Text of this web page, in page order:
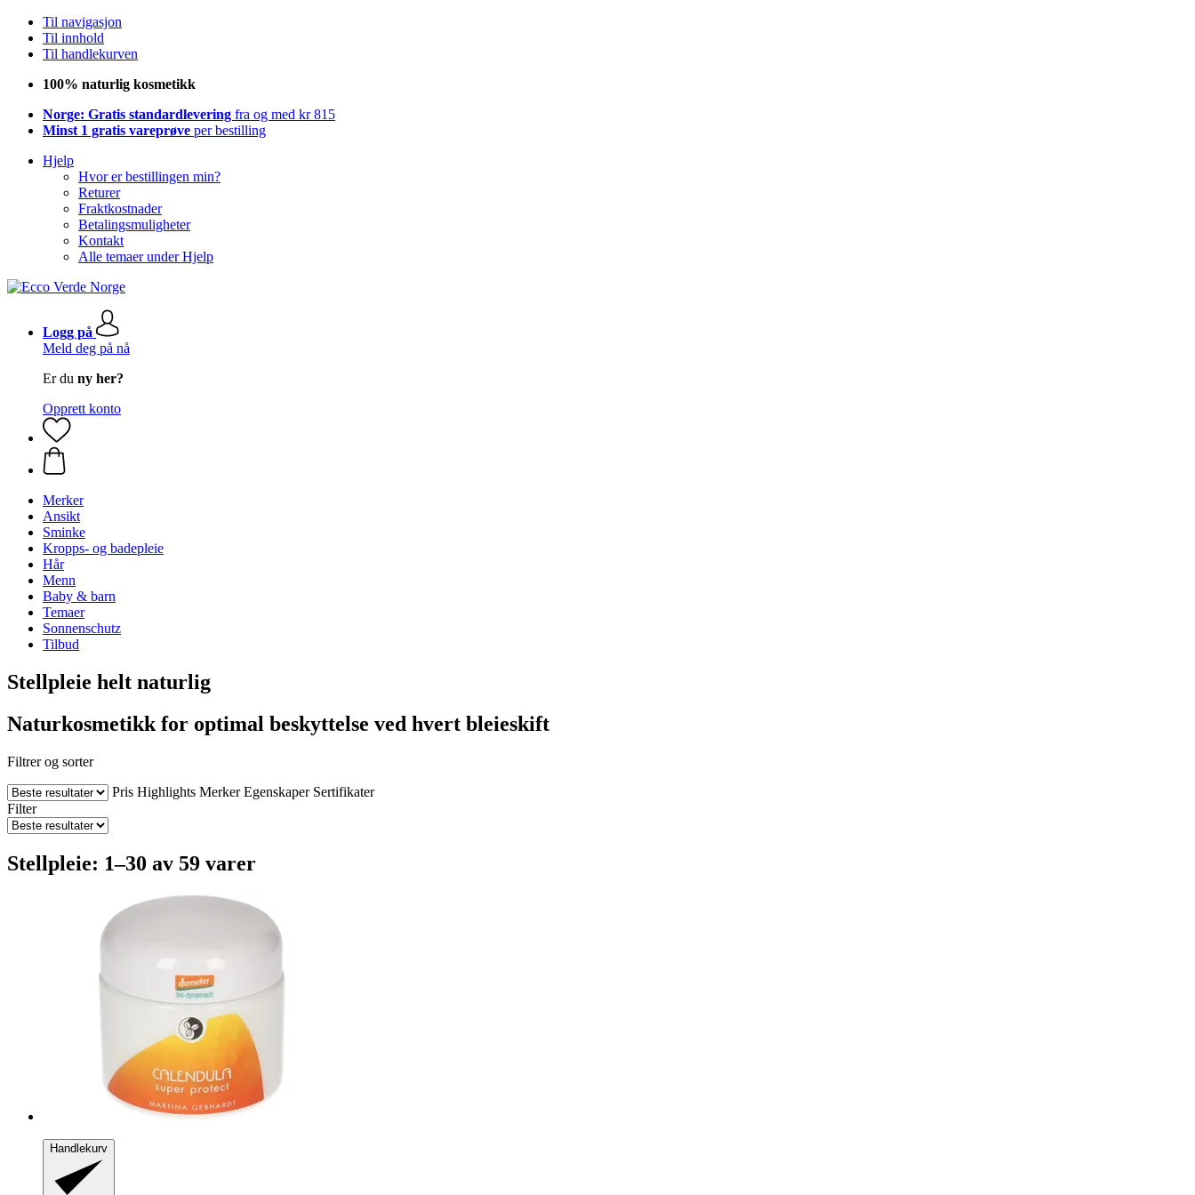
Til navigasjon
Til innhold
Til handlekurven
100% naturlig kosmetikk
Norge: Gratis standardlevering fra og med kr 815
Minst 1 gratis vareprøve per bestilling
Hjelp
Hvor er bestillingen min?
Returer
Fraktkostnader
Betalingsmuligheter
Kontakt
Alle temaer under Hjelp
Logg på
Meld deg på nå
Er du ny her?
Opprett konto
Merker
Ansikt
Sminke
Kropps- og badepleie
Hår
Menn
Baby & barn
Temaer
Sonnenschutz
Tilbud
Stellpleie helt naturlig
Naturkosmetikk for optimal beskyttelse ved hvert bleieskift
Filtrer og sorter
Pris Highlights Merker Egenskaper Sertifikater
Filter
Stellpleie: 1–30 av 59 varer
Handlekurv